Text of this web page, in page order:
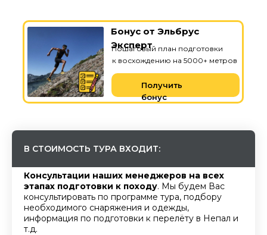
Бонус от Эльбрус
Эксперт
Пошаговый план подготовки
к восхождению на 5000+ метров
Получить
бонус
В СТОИМОСТЬ ТУРА ВХОДИТ:
Консультации наших менеджеров на всех
этапах подготовки к походу. Мы будем Вас
консультировать по программе тура, подбору
необходимого снаряжения и одежды,
информация по подготовки к перелёту в Непал и
т.д.